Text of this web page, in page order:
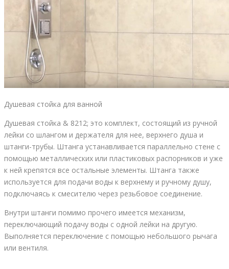
Душевая стойка для ванной
Душевая стойка & 8212; это комплект, состоящий из ручной
лейки со шлангом и держателя для нее, верхнего душа и
штанги-трубы. Штанга устанавливается параллельно стене с
помощью металлических или пластиковых распорников и уже
к ней крепятся все остальные элементы. Штанга также
используется для подачи воды к верхнему и ручному душу,
подключаясь к смесителю через резьбовое соединение.
Внутри штанги помимо прочего имеется механизм,
переключающий подачу воды с одной лейки на другую.
Выполняется переключение с помощью небольшого рычага
или вентиля.